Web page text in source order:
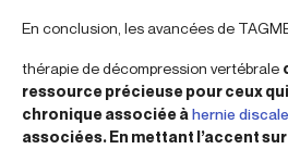
En conclusion, les avancées de
thérapie de décompression vertébrale
ressource précieuse pour ceux
chronique associée à hernie discale
associées. En mettant l’accent